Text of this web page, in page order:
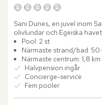
Sani Dunes, en juvel inom
olivlundar och Egeiska
omfamnas du av en sval och
Pool: 2 st
Närmaste strand/bad: 50
Närmaste centrum: 1,8 km
Halvpension ingår
Concierge-service
Fem pooler